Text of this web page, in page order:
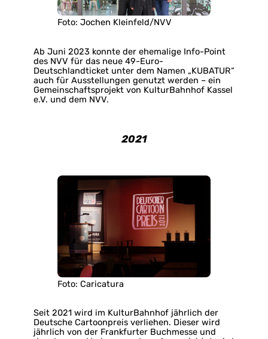
Foto: Jochen Kleinfeld/NVV
Ab Juni 2023 konnte der ehemalige Info-Point
des NVV für das neue 49-Euro-
Deutschlandticket unter dem Namen „KUBATUR“
auch für Ausstellungen genutzt werden – ein
Gemeinschaftsprojekt von KulturBahnhof Kassel
e.V. und dem NVV.
2021
Foto: Caricatura
Seit 2021 wird im KulturBahnhof jährlich der
Deutsche Cartoonpreis verliehen. Dieser wird
jährlich von der Frankfurter Buchmesse und